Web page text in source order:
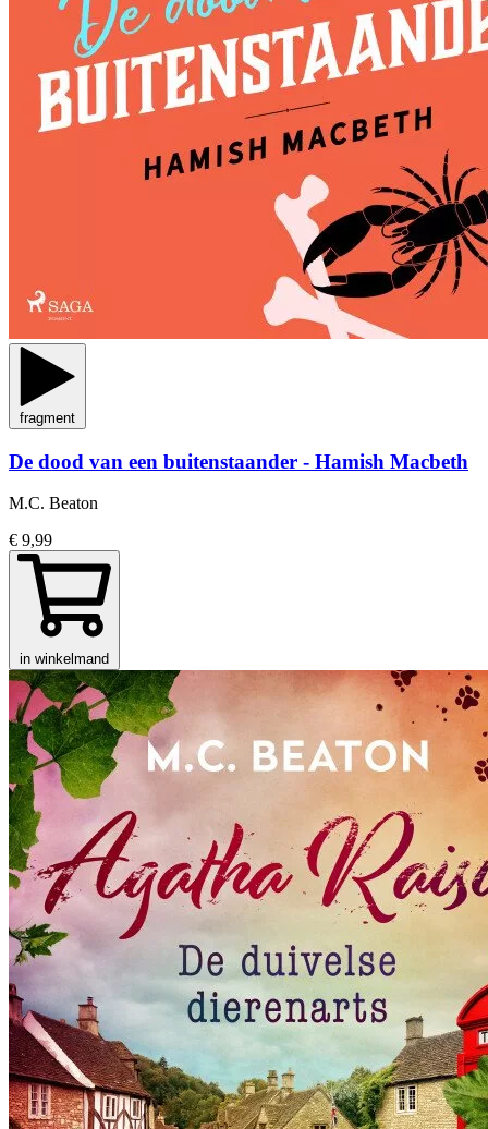
fragment
De dood van een buitenstaander - Hamish Macbeth
M.C. Beaton
€ 9,99
in winkelmand